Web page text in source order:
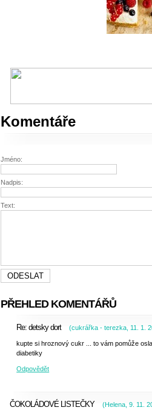
Komentáře
Jméno:
Nadpis:
Text:
PŘEHLED KOMENTÁŘŮ
Re: detsky dort (cukrářka - terezka 11. 1.
kupte si hroznový cukr ... to vám pomůže
diabetiky
Odpovědět
ČOKOLÁDOVÉ LISTEČKY (Helena 9. 11.